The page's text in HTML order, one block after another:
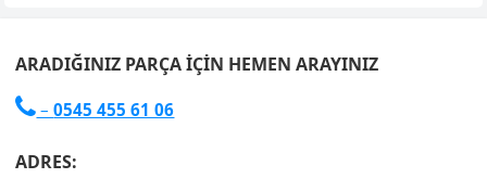
ARADIĞINIZ PARÇA İÇIN HEMEN ARAYINIZ
 –0545 455 61 06
ADRES: